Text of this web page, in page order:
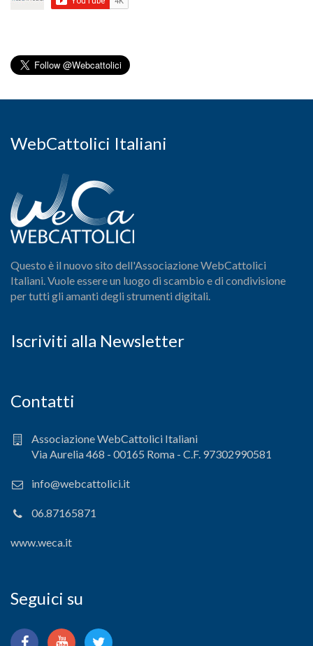
WebCattolici Italiani
Questo è il nuovo sito dell'Associazione WebCattolici
Italiani. Vuole essere un luogo di scambio e di condivisione
per tutti gli amanti degli strumenti digitali.
Iscriviti alla Newsletter
Contatti
Associazione WebCattolici Italiani
Via Aurelia 468 - 00165 Roma - C.F. 97302990581
info@webcattolici.it
06.87165871
www.weca.it
Seguici su